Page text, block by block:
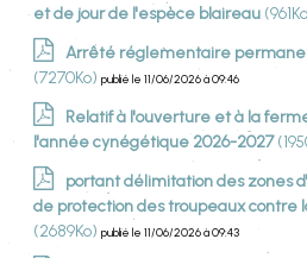
et de jour de l'espèce blaireau
Arrêté réglementaire
(7270Ko) publié le 11/06/2026 à 09:46
Relatif à l'ouverture et à la
l'année cynégétique 2026-2027
portant délimitation des zones
de protection des troupeaux contre
(2689Ko) publié le 11/06/2026 à 09:43